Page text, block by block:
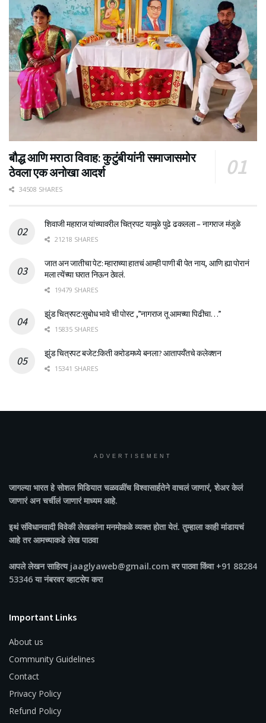
बौद्ध आणि मराठा विवाह: कुटुंबीयांनी समाजासमोर
ठेवला एक अनोखा आदर्श
34508 SHARES
शिवाजी महाराज यांच्यावरील चित्रपट यामुळे पुढे ढकलला – नागराज मंजुळे
21218 SHARES
जात अन जातीचा पेट: म्हाराच्या हातचं आम्ही पाणी बी पेत नाय, आणि ह्या पोरानं
मला त्येंच्या घरात निऊन ठेवलं.
19479 SHARES
झुंड चित्रपट:सुबोध भावे ची पोस्ट ,”नागराज तू आमच्या पिढीचा…”
15835 SHARES
झुंड चित्रपट बजेट:किती करोडमध्ये बनला? आतापर्यँतचे कलेक्शन
15341 SHARES
ADVERTISEMENT
जागल्या भारतहे सोशल मिडियात चळवळींच विश्वासार्हतेने वाचलं जाणारं, शेअर केलं
जाणारं अन चर्चीलं जाणारं माध्यम आहे.
इथं संविधानवादी विवेकी लेखकांना मनमोकळे व्यक्त होता येतं. तुम्हाला काही मांडायचं
आहे तर आमच्याकडे लेख पाठवा
आपले लेखन साहित्य jaaglyaweb@gmail.com वर पाठवा किंवा +91 88284
53346 या नंबरवर व्हाटसेप करा
Important Links
About us
Community Guidelines
Contact
Privacy Policy
Refund Policy